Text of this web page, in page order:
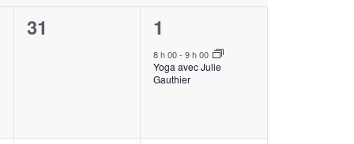
0
31
1
évènement,
1
8 h 00-9 h 00
Yoga avec Julie
Gauthier